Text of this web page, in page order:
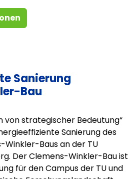
Sanierung
Bau
von strategischer Bedeutung“
Sanierung des
Baus an der TU
Der Clemens-Winkler-Bau ist
für den Campus der TU und